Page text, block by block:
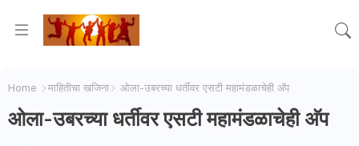
Home माहितीचा खजिना ओला-उबरच्या धर्तीवर एसटी महामंडळाचेही अ‍ॅप
ओला-उबरच्या धर्तीवर एसटी महामंडळाचेही अ‍ॅप